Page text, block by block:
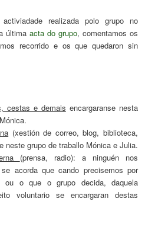
realizada polo grupo no
última acta do grupo, comentamos os
recorrido e os que quedaron sin
cestas e demais encargaranse nesta
(xestión de correo, blog, biblioteca,
neste grupo de traballo Mónica e Julia.
(prensa, radio): a ninguén nos
acorda que cando precisemos por
ou o que o grupo decida, daquela
voluntario se encargaran destas